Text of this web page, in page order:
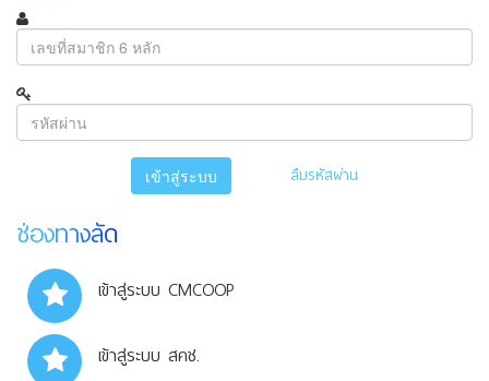
เข้าสู่ระบบ ลืมรหัสผ่าน
ช่องทางลัด
เข้าสู่ระบบ CMCOOP
เข้าสู่ระบบ สคช.